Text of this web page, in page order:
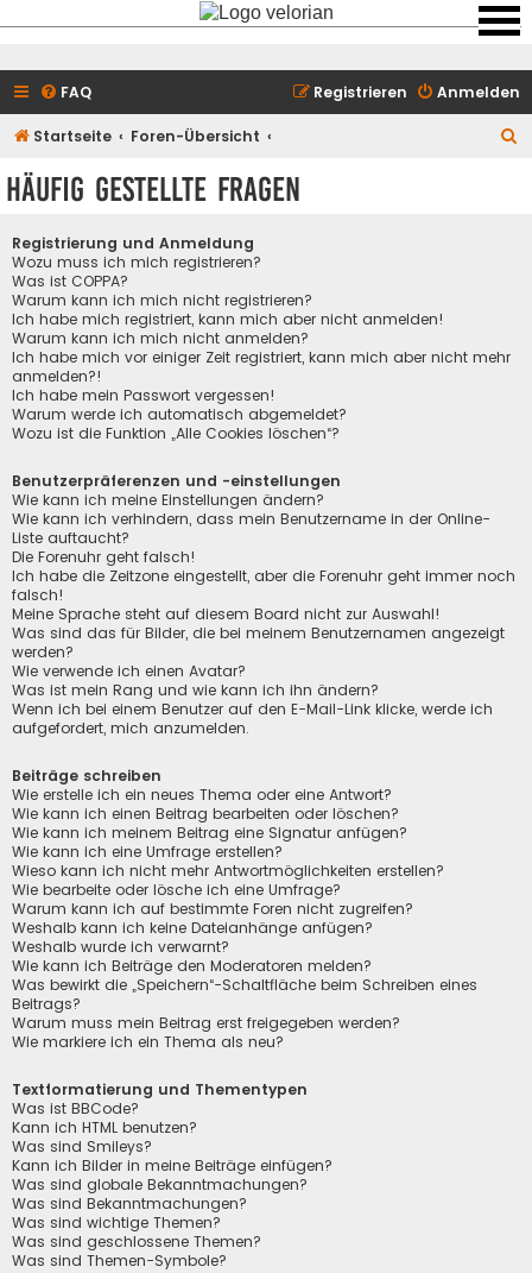
FAQ Anmelden
Registrieren
Startseite Foren-Übersicht
Häufig gestellte Fragen
Registrierung und Anmeldung
Wozu muss ich mich registrieren?
Was ist COPPA?
Warum kann ich mich nicht registrieren?
Ich habe mich registriert, kann mich aber nicht anmelden!
Warum kann ich mich nicht anmelden?
Ich habe mich vor einiger Zeit registriert, kann mich aber nicht mehr
anmelden?!
Ich habe mein Passwort vergessen!
Warum werde ich automatisch abgemeldet?
Wozu ist die Funktion „Alle Cookies löschen“?
Benutzerpräferenzen und -einstellungen
Wie kann ich meine Einstellungen ändern?
Wie kann ich verhindern, dass mein Benutzername in der Online-
Liste auftaucht?
Die Forenuhr geht falsch!
Ich habe die Zeitzone eingestellt, aber die Forenuhr geht immer noch
falsch!
Meine Sprache steht auf diesem Board nicht zur Auswahl!
Was sind das für Bilder, die bei meinem Benutzernamen angezeigt
werden?
Wie verwende ich einen Avatar?
Was ist mein Rang und wie kann ich ihn ändern?
Wenn ich bei einem Benutzer auf den E-Mail-Link klicke, werde ich
aufgefordert, mich anzumelden.
Beiträge schreiben
Wie erstelle ich ein neues Thema oder eine Antwort?
Wie kann ich einen Beitrag bearbeiten oder löschen?
Wie kann ich meinem Beitrag eine Signatur anfügen?
Wie kann ich eine Umfrage erstellen?
Wieso kann ich nicht mehr Antwortmöglichkeiten erstellen?
Wie bearbeite oder lösche ich eine Umfrage?
Warum kann ich auf bestimmte Foren nicht zugreifen?
Weshalb kann ich keine Dateianhänge anfügen?
Weshalb wurde ich verwarnt?
Wie kann ich Beiträge den Moderatoren melden?
Was bewirkt die „Speichern“-Schaltfläche beim Schreiben eines
Beitrags?
Warum muss mein Beitrag erst freigegeben werden?
Wie markiere ich ein Thema als neu?
Textformatierung und Thementypen
Was ist BBCode?
Kann ich HTML benutzen?
Was sind Smileys?
Kann ich Bilder in meine Beiträge einfügen?
Was sind globale Bekanntmachungen?
Was sind Bekanntmachungen?
Was sind wichtige Themen?
Was sind geschlossene Themen?
Was sind Themen-Symbole?